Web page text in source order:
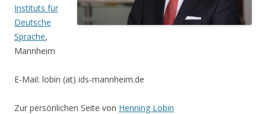
Instituts für
Deutsche
Sprache,
Mannheim
E-Mail: lobin (at) ids-mannheim.de
Zur persönlichen Seite von Henning Lobin